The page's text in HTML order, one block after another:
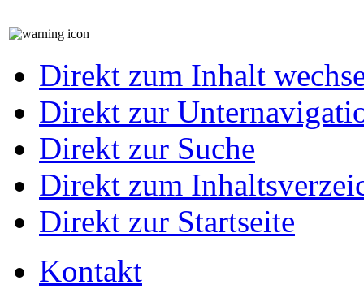
Direkt zum Inhalt
Direkt zur
Direkt zur Suche
Direkt zum
Direkt zur Startseite
Kontakt